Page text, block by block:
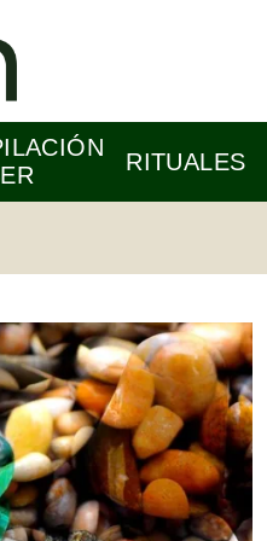
RITUALES
FAVORITOS